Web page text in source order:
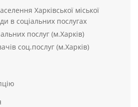
Харківської міської
в соціальних послугах
послуг (м.Харків)
соц.послуг (м.Харків)